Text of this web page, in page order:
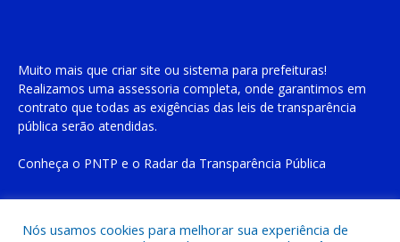
Muito mais que criar site ou sistema para prefeituras!
Realizamos uma assessoria completa, onde garantimos em
contrato que todas as exigências das leis de transparência
pública serão atendidas.
Conheça o PNTP e o Radar da Transparência Pública
Nós usamos cookies para melhorar sua experiência de